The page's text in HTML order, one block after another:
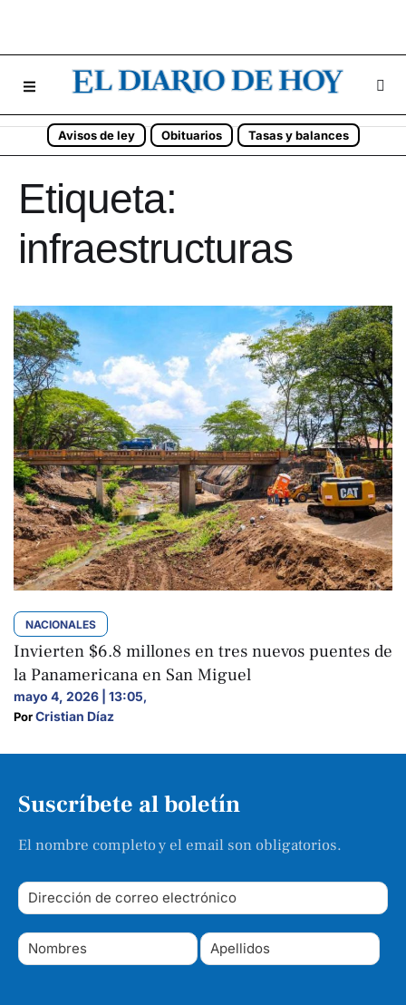
Avisos de ley Obituarios Tasas y balances
Etiqueta:
infraestructuras
NACIONALES
Invierten $6.8 millones en tres nuevos puentes de
la Panamericana en San Miguel
mayo 4, 2026 | 13:05,
Por Cristian Díaz
Suscríbete al boletín
El nombre completo y el email son obligatorios.